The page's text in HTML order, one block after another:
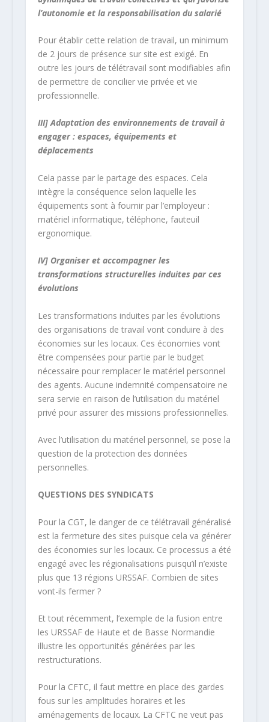
l’autonomie et la responsabilisation du salarié
Pour établir cette relation de travail, un minimum
de 2 jours de présence sur site est exigé. En
outre les jours de télétravail sont modifiables afin
de permettre de concilier vie privée et vie
professionnelle.
III] Adaptation des environnements de travail à
engager : espaces, équipements et
déplacements
Cela passe par le partage des espaces. Cela
intègre la conséquence selon laquelle les
équipements sont à fournir par l’employeur :
matériel informatique, téléphone, fauteuil
ergonomique.
IV] Organiser et accompagner les
transformations structurelles induites par ces
évolutions
Les transformations induites par les évolutions
des organisations de travail vont conduire à des
économies sur les locaux. Ces économies vont
être compensées pour partie par le budget
nécessaire pour remplacer le matériel personnel
des agents. Aucune indemnité compensatoire ne
sera servie en raison de l’utilisation du matériel
privé pour assurer des missions professionnelles.
Avec l’utilisation du matériel personnel, se pose la
question de la protection des données
personnelles.
QUESTIONS DES SYNDICATS
Pour la CGT, le danger de ce télétravail généralisé
est la fermeture des sites puisque cela va générer
des économies sur les locaux. Ce processus a été
engagé avec les régionalisations puisqu’il n’existe
plus que 13 régions URSSAF. Combien de sites
vont-ils fermer ?
Et tout récemment, l’exemple de la fusion entre
les URSSAF de Haute et de Basse Normandie
illustre les opportunités générées par les
restructurations.
Pour la CFTC, il faut mettre en place des gardes
fous sur les amplitudes horaires et les
aménagements de locaux. La CFTC ne veut pas